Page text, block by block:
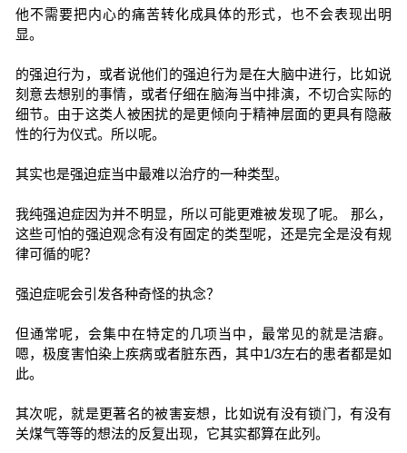
他不需要把内心的痛苦转化成具体的形式，也不会表现出明
显。
的强迫行为，或者说他们的强迫行为是在大脑中进行，比如说
刻意去想别的事情，或者仔细在脑海当中排演，不切合实际的
细节。由于这类人被困扰的是更倾向于精神层面的更具有隐蔽
性的行为仪式。所以呢。
其实也是强迫症当中最难以治疗的一种类型。
我纯强迫症因为并不明显，所以可能更难被发现了呢。 那么，
这些可怕的强迫观念有没有固定的类型呢，还是完全是没有规
律可循的呢？
强迫症呢会引发各种奇怪的执念？
但通常呢，会集中在特定的几项当中，最常见的就是洁癖。
嗯，极度害怕染上疾病或者脏东西，其中1/3左右的患者都是如
此。
其次呢，就是更著名的被害妄想，比如说有没有锁门，有没有
关煤气等等的想法的反复出现，它其实都算在此列。